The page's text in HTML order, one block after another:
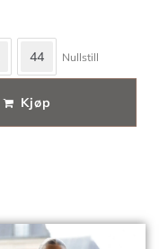
44 Nullstill
Kjøp